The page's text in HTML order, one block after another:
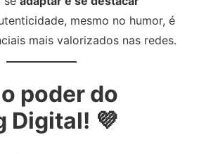
mesmo no humor, é
mais valorizados nas redes.
poder do
Digital! 💜